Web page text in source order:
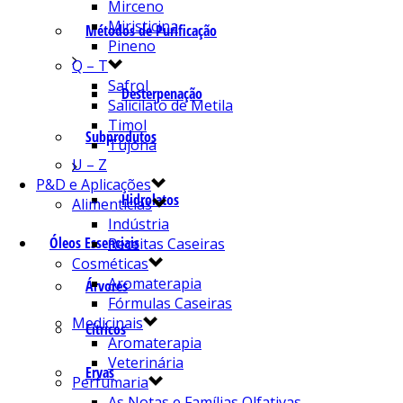
Métodos de Purificação
Desterpenação
Subprodutos
Hidrolatos
Óleos Essenciais
Árvores
Cítricos
Ervas
Mirceno
Miristicina
Pineno
Q – T
Safrol
Salicilato de Metila
Timol
Tujona
U – Z
P&D e Aplicações
Alimentícias
Indústria
Receitas Caseiras
Cosméticas
Aromaterapia
Fórmulas Caseiras
Medicinais
Aromaterapia
Veterinária
Perfumaria